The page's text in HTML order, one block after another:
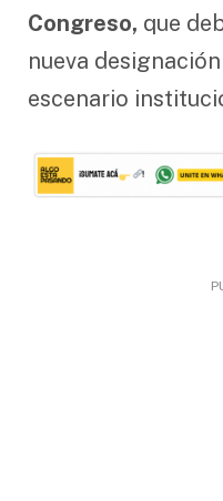
Congreso, que
nueva
escenario